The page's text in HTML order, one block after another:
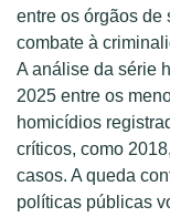
entre os órgãos de
combate à
A análise da série
2025 entre os
homicídios
críticos, como
casos. A queda
políticas públicas